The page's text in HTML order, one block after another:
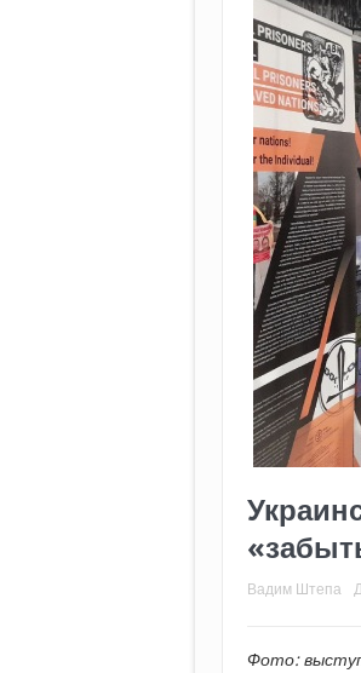
Вадим Штепа
Фото: